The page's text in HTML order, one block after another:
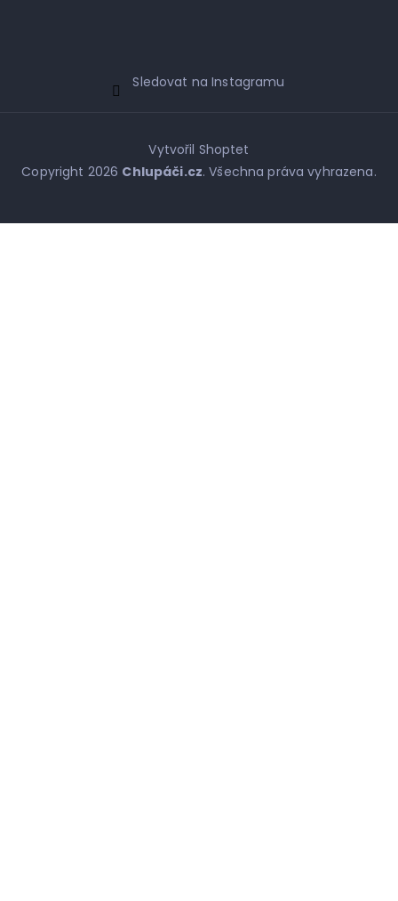
Sledovat na Instagramu
Vytvořil Shoptet
Copyright 2026 Chlupáči.cz. Všechna práva vyhrazena.